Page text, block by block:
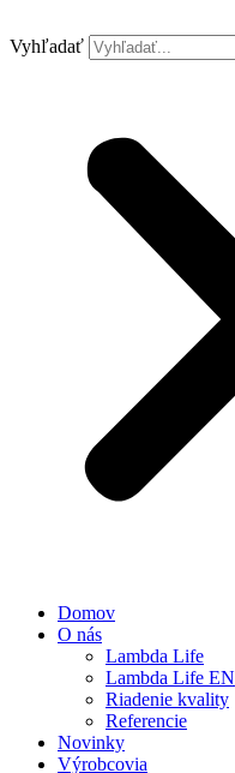
Vyhľadať
Domov
O nás
Lambda Life
Lambda Life EN
Riadenie kvality
Referencie
Novinky
Výrobcovia